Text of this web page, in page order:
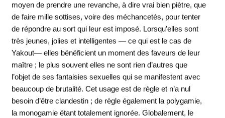
moyen de prendre une revanche, à dire vrai bien piètre, que
de faire mille sottises, voire des méchancetés, pour tenter
de répondre au sort qui leur est imposé. Lorsqu’elles sont
très jeunes, jolies et intelligentes — ce qui est le cas de
Yakout— elles bénéficient un moment des faveurs de leur
maître ; le plus souvent elles ne sont rien d’autres que
l’objet de ses fantaisies sexuelles qui se manifestent avec
beaucoup de brutalité. Cet usage est de règle et n’a nul
besoin d’être clandestin ; de règle également la polygamie,
la monogamie étant totalement ignorée. Globalement, le